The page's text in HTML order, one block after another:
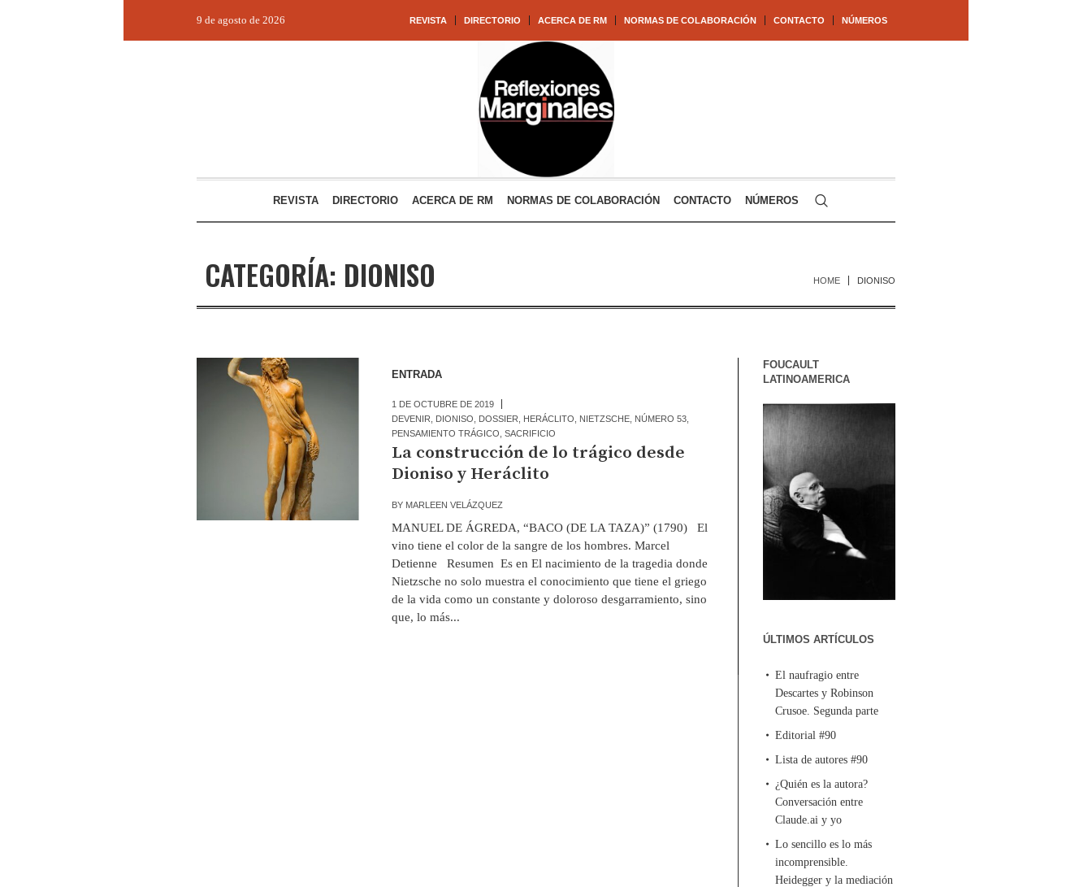
REVISTA DIRECTORIO ACERCA DE RM NORMAS DE COLABORACIÓN CONTACTO NÚMEROS
9 de agosto de 2026
REVISTA DIRECTORIO ACERCA DE RM NORMAS DE COLABORACIÓN CONTACTO NÚMEROS
CATEGORÍA: DIONISO HOME DIONISO
ENTRADA
1 DE OCTUBRE DE 2019
DEVENIR
DIONISO DOSSIER HERÁCLITO NIETZSCHE, NÚMERO 53,
PENSAMIENTO TRÁGICO SACRIFICIO
La construcción de lo trágico desde
Dioniso y Heráclito
BY MARLEEN VELÁZQUEZ
MANUEL DE ÁGREDA, “BACO (DE LA TAZA)” (1790) El
vino tiene el color de la sangre de los hombres. Marcel
Detienne Resumen Es en El nacimiento de la tragedia donde
Nietzsche no solo muestra el conocimiento que tiene el griego
de la vida como un constante y doloroso desgarramiento, sino
que, lo más...
FOUCAULT
LATINOAMERICA
ÚLTIMOS ARTÍCULOS
El naufragio entre
Descartes y Robinson
Crusoe. Segunda parte
Editorial #90
Lista de autores #90
¿Quién es la autora?
Conversación entre
Claude.ai y yo
Lo sencillo es lo más
incomprensible.
Heidegger y la mediación